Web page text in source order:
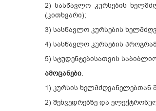
2) სასწავლო კურსების
(კითხვარი);
3) სასწავლო კურსების
4) სასწავლო კურსების
5) სტუდენტებისათვის
ამოცანები:
1) კურსის ხელმძღვანელებთან
2) შეხვედრებზე და